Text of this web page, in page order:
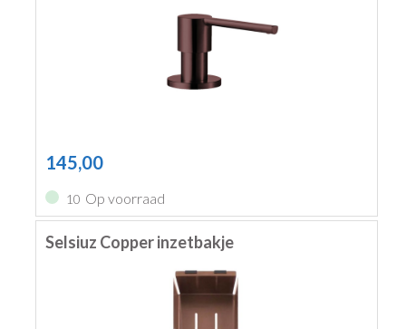
145,00
10 Op voorraad
Selsiuz Copper inzetbakje